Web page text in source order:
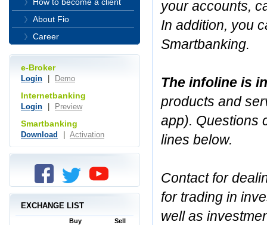
your accounts,
In addition, you
Smartbanking.
The infoline is
products and
app). Questions
lines below.
Contact for
for trading in
well as
About Fio
Career
e-Broker
Login Demo
Internetbanking
Login Preview
Smartbanking
Download Activation
EXCHANGE LIST
Buy
Sell